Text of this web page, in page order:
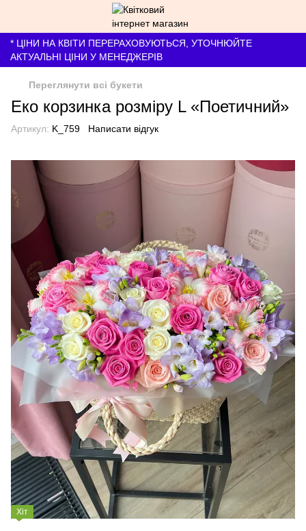
* ЦІНИ НА КВІТИ ПЕРЕРАХОВУЮТЬСЯ, УТОЧНЮЙТЕ
АКТУАЛЬНІ ЦІНИ У МЕНЕДЖЕРІВ
Переглянути всі букети
Еко корзинка розміру L «Поетичний»
Артикул: K_759 Написати відгук
Хіт